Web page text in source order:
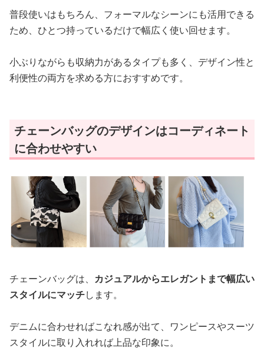
普段使いはもちろん、フォーマルなシーンにも活用できる
ため、ひとつ持っているだけで幅広く使い回せます。
小ぶりながらも収納力があるタイプも多く、デザイン性と
利便性の両方を求める方におすすめです。
チェーンバッグのデザインはコーディネート
に合わせやすい
チェーンバッグは、 カジュアルからエレガントまで幅広い
スタイルにマッチします。
デニムに合わせればこなれ感が出て、ワンピースやスーツ
スタイルに取り入れれば上品な印象に。